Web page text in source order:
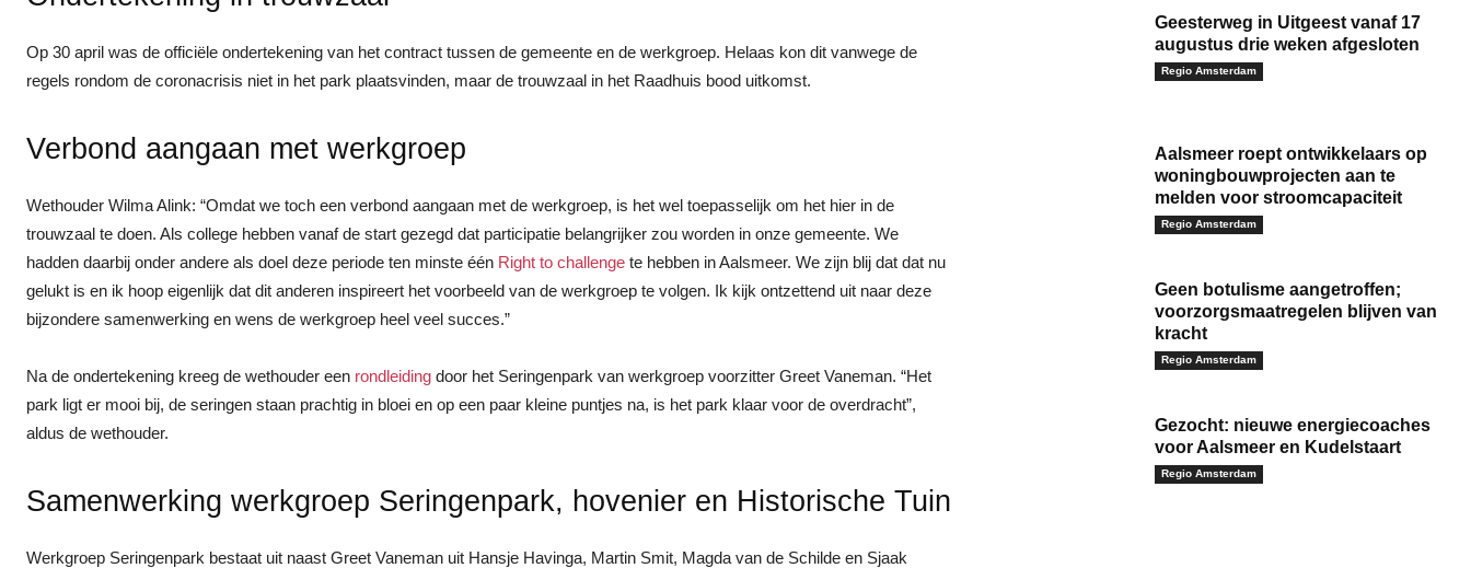
Op 30 april was de officiële ondertekening van het contract tussen de gemeente en de werkgroep. Helaas kon dit vanwege de
regels rondom de coronacrisis niet in het park plaatsvinden, maar de trouwzaal in het Raadhuis bood uitkomst.
Verbond aangaan met werkgroep
Wethouder Wilma Alink: “Omdat we toch een verbond aangaan met de werkgroep, is het wel toepasselijk om het hier in de
trouwzaal te doen. Als college hebben vanaf de start gezegd dat participatie belangrijker zou worden in onze gemeente. We
hadden daarbij onder andere als doel deze periode ten minste één Right to challenge te hebben in Aalsmeer. We zijn blij dat dat nu
gelukt is en ik hoop eigenlijk dat dit anderen inspireert het voorbeeld van de werkgroep te volgen. Ik kijk ontzettend uit naar deze
bijzondere samenwerking en wens de werkgroep heel veel succes.”
Na de ondertekening kreeg de wethouder een rondleiding door het Seringenpark van werkgroep voorzitter Greet Vaneman. “Het
park ligt er mooi bij, de seringen staan prachtig in bloei en op een paar kleine puntjes na, is het park klaar voor de overdracht”,
aldus de wethouder.
Samenwerking werkgroep Seringenpark, hovenier en Historische Tuin
Werkgroep Seringenpark bestaat uit naast Greet Vaneman uit Hansje Havinga, Martin Smit, Magda van de Schilde en Sjaak
Geesterweg in Uitgeest vanaf 17
augustus drie weken afgesloten
Regio Amsterdam
Aalsmeer roept ontwikkelaars op
woningbouwprojecten aan te
melden voor stroomcapaciteit
Regio Amsterdam
Geen botulisme aangetroffen;
voorzorgsmaatregelen blijven van
kracht
Regio Amsterdam
Gezocht: nieuwe energiecoaches
voor Aalsmeer en Kudelstaart
Regio Amsterdam